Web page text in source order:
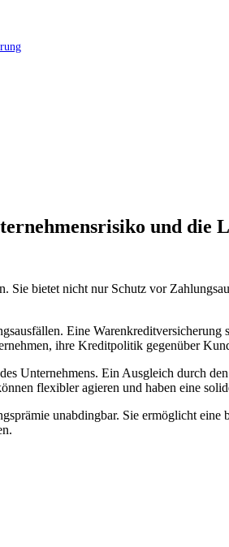
und die
bietet nicht nur Schutz vor
Eine
ihre Kreditpolitik gegenüber
Unternehmens. Ein Ausgleich ​durch
flexibler agieren und haben eine
unabdingbar. Sie ⁣ermöglicht